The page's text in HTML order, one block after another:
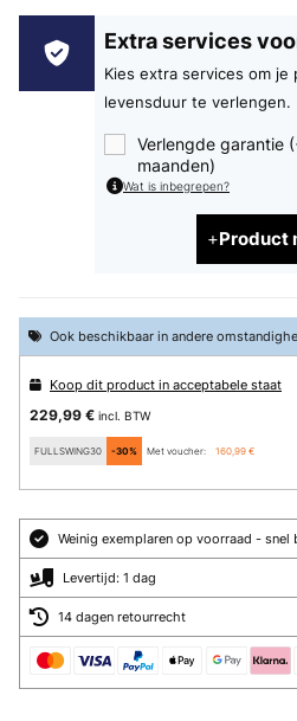
Extra services
Kies extra services om
levensduur te verlengen.
Verlengde garantie
maanden)
Wat is inbegrepen?
Product
Ook beschikbaar in andere
Koop dit product in acceptabele staat
229,99 € incl. BTW
FULLSWING30 -30% Met voucher: 160,99 €
Weinig exemplaren op voorraad - snel
Levertijd: 1 dag
14 dagen retourrecht